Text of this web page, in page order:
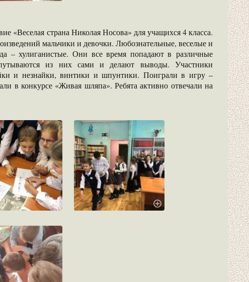
«Веселая страна Николая Носова» для учащихся 4 класса.
мальчики и девочки. Любознательные, веселые и
– хулиганистые. Они все время попадают в различные
из них сами и делают выводы. Участники
и незнайки, винтики и шпунтики. Поиграли в игру –
в конкурсе «Живая шляпа». Ребята активно отвечали на